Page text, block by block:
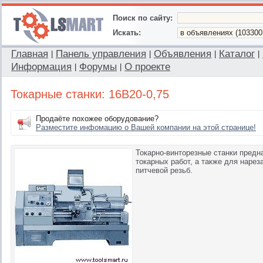
Поиск по сайту:
Искать:
Главная Панель управления Объявления Каталог
Информация
Форумы О проекте
Токарные станки: 16В20-0,75
Продаёте похожее оборудование?
Разместите инфомацию о Вашей компании на этой странице!
Токарно-винторезные станки
токарных работ, а также для
питчевой резьб.